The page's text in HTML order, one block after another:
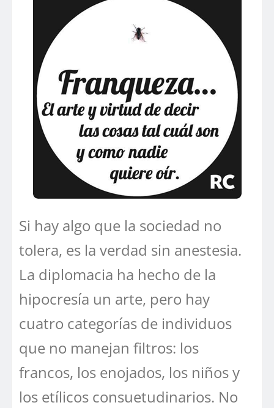
Si hay algo que la sociedad no
tolera, es la verdad sin anestesia.
La diplomacia ha hecho de la
hipocresía un arte, pero hay
cuatro categorías de individuos
que no manejan filtros: los
francos, los enojados, los niños y
los etílicos consuetudinarios. No